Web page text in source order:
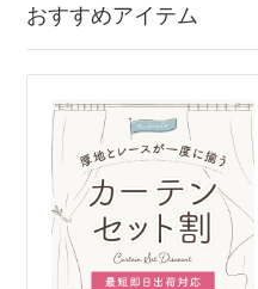
おすすめアイテム